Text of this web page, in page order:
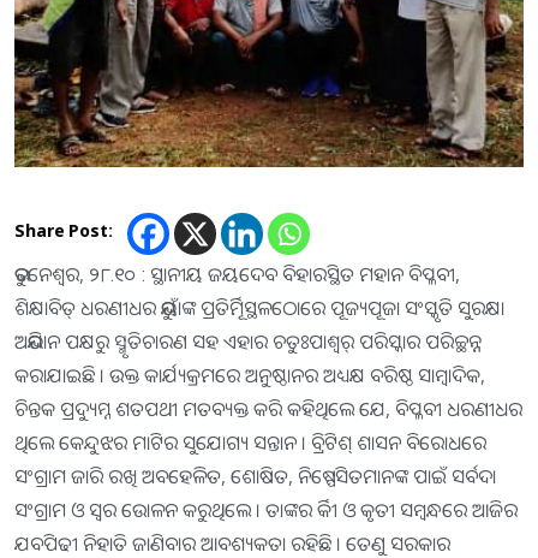
Share Post:
ଭୁବନେଶ୍ୱର, ୨୮.୧୦ : ସ୍ଥାନୀୟ ଜୟଦେବ ବିହାରସ୍ଥିତ ମହାନ ବିପ୍ଳବୀ,
ଶିକ୍ଷାବିତ୍ ଧରଣୀଧର ଭୁୟାଁଙ୍କ ପ୍ରତିର୍ମୂିସ୍ଥଳଠାେରେ ପୂଜ୍ୟପୂଜା ସଂସ୍କୃତି ସୁରକ୍ଷା
ଅଭିଯାନ ପକ୍ଷରୁ ସ୍ମୃତିଚାରଣ ସହ ଏହାର ଚତୁଃପାଶ୍ୱର୍ ପରିସ୍କାର ପରିଚ୍ଛନ୍ନ
କରାଯାଇଛି । ଉକ୍ତ କାର୍ଯ୍ୟକ୍ରମରେ ଅନୁଷ୍ଠାନର ଅଧ୍ୟକ୍ଷ ବରିଷ୍ଠ ସାମ୍ବାଦିକ,
ଚିନ୍ତକ ପ୍ରଦ୍ୟୁମ୍ନ ଶତପଥୀ ମତବ୍ୟକ୍ତ କରି କହିଥିଲେ ଯେ, ବିପ୍ଳବୀ ଧରଣୀଧର
ଥିଲେ କେନ୍ଦୁଝର ମାଟିର ସୁଯୋଗ୍ୟ ସନ୍ତାନ । ବ୍ରିଟିଶ୍ ଶାସନ ବିରୋଧରେ
ସଂଗ୍ରାମ ଜାରି ରଖି ଅବହେଳିତ, ଶୋଷିତ, ନିଷ୍ପେସିତମାନଙ୍କ ପାଇଁ ସର୍ବଦା
ସଂଗ୍ରାମ ଓ ସ୍ୱର ଉୋଳନ କରୁଥିଲେ । ତାଙ୍କର ର୍କୀି ଓ କୃତୀ ସମ୍ବନ୍ଧରେ ଆଜିର
ଯବପିଢୀ ନିହାତି ଜାଣିବାର ଆବଶ୍ୟକତା ରହିଛି । ତେଣୁ ସରକାର